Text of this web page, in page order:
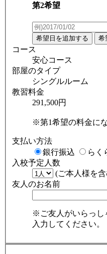
第2希望
コース
安心コース
部屋のタイプ
シングルルーム
教習料金
291,500円
※第1希望の料金にな
支払い方法
銀行振込
らく
入校予定人数
(ご本人様を
友人のお名前
※ご友人がいらっし
入力してください。